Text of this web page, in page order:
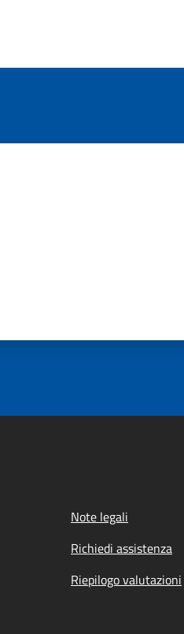
Note legali
Richiedi assistenza
Riepilogo valutazioni